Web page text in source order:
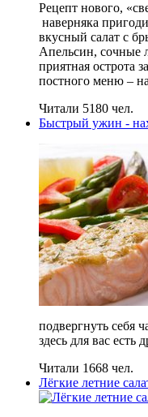
Рецепт нового,
наверняка
вкусный салат с
Апельсин, сочные
приятная острота
постного меню –
Читали 5180 чел.
Быстрый ужин -
подвергнуть себя
здесь для вас есть
Читали 1668 чел.
Лёгкие летние